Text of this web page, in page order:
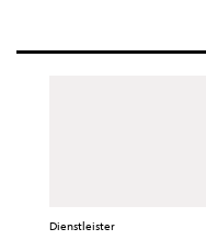
Dienstleister